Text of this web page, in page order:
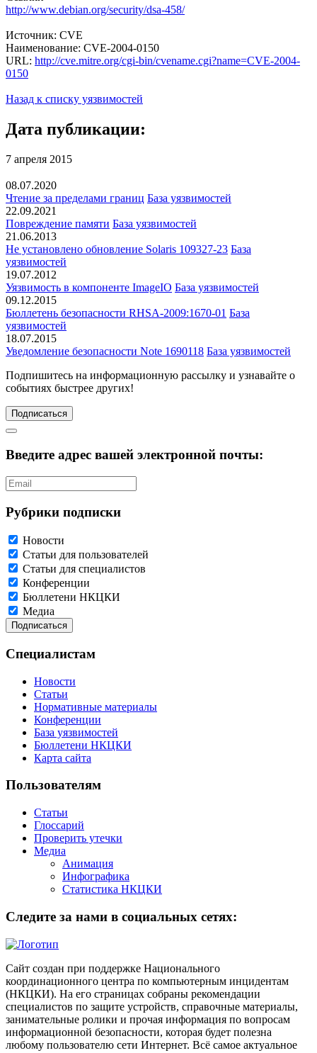
http://www.debian.org/security/dsa-458/
Источник: CVE
Наименование: CVE-2004-0150
URL: http://cve.mitre.org/cgi-bin/cvename.cgi?name=CVE-2004-
0150
Назад к списку уязвимостей
Дата публикации:
7 апреля 2015
08.07.2020
Чтение за пределами границ База уязвимостей
22.09.2021
Повреждение памяти База уязвимостей
21.06.2013
Не установлено обновление Solaris 109327-23 База
уязвимостей
19.07.2012
Уязвимость в компоненте ImageIO База уязвимостей
09.12.2015
Бюллетень безопасности RHSA-2009:1670-01 База
уязвимостей
18.07.2015
Уведомление безопасности Note 1690118 База уязвимостей
Подпишитесь на информационную рассылку и узнавайте о
событиях быстрее других!
Подписаться
Введите адрес вашей электронной почты:
Рубрики подписки
Новости
Статьи для пользователей
Статьи для специалистов
Конференции
Бюллетени НКЦКИ
Медиа
Специалистам
Новости
Статьи
Нормативные материалы
Конференции
База уязвимостей
Бюллетени НКЦКИ
Карта сайта
Пользователям
Статьи
Глоссарий
Проверить утечки
Медиа
Анимация
Инфографика
Статистика НКЦКИ
Следите за нами в социальных сетях:
Сайт создан при поддержке Национального
координационного центра по компьютерным инцидентам
(НКЦКИ). На его страницах собраны рекомендации
специалистов по защите устройств, справочные материалы,
занимательные ролики и прочая информация по вопросам
информационной безопасности, которая будет полезна
любому пользователю сети Интернет. Всё самое актуальное